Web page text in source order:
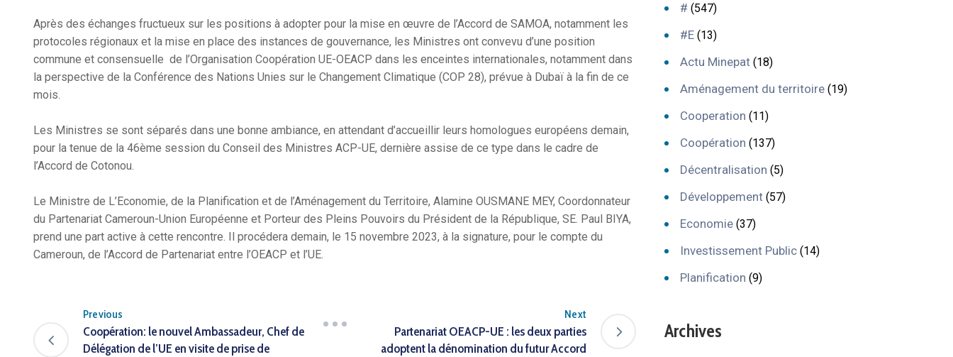
Après des échanges fructueux sur les positions à adopter pour la mise en œuvre de l’Accord de SAMOA, notamment les
protocoles régionaux et la mise en place des instances de gouvernance, les Ministres ont convevu d’une position
commune et consensuelle de l’Organisation Coopération UE-OEACP dans les enceintes internationales, notamment dans
la perspective de la Conférence des Nations Unies sur le Changement Climatique (COP 28), prévue à Dubaï à la fin de ce
mois.
Les Ministres se sont séparés dans une bonne ambiance, en attendant d’accueillir leurs homologues européens demain,
pour la tenue de la 46ème session du Conseil des Ministres ACP-UE, dernière assise de ce type dans le cadre de
l’Accord de Cotonou.
Le Ministre de L’Economie, de la Planification et de l’Aménagement du Territoire, Alamine OUSMANE MEY, Coordonnateur
du Partenariat Cameroun-Union Européenne et Porteur des Pleins Pouvoirs du Président de la République, SE. Paul BIYA,
prend une part active à cette rencontre. Il procédera demain, le 15 novembre 2023, à la signature, pour le compte du
Cameroun, de l’Accord de Partenariat entre l’OEACP et l’UE.
Previous
Coopération: le nouvel Ambassadeur, Chef de
Délégation de l’UE en visite de prise de
Next
Partenariat OEACP-UE : les deux parties
adoptent la dénomination du futur Accord
# (547)
#E (13)
Actu Minepat (18)
Aménagement du territoire (19)
Cooperation (11)
Coopération (137)
Décentralisation (5)
Développement (57)
Economie (37)
Investissement Public (14)
Planification (9)
Archives